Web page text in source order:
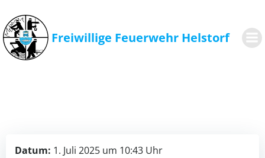
springen
Freiwillige Feuerwehr Helstorf
Datum: 1. Juli 2025 um 10:43 Uhr